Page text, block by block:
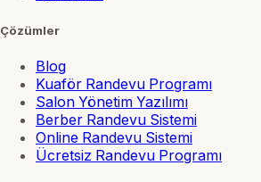
Çözümler
Blog
Kuaför Randevu Programı
Salon Yönetim Yazılımı
Berber Randevu Sistemi
Online Randevu Sistemi
Ücretsiz Randevu Programı